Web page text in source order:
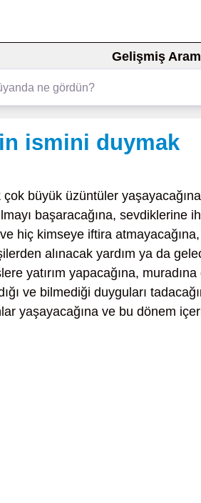
Gelişmiş
ismini duymak
çok büyük üzüntüler
başaracağına, sevdiklerine
hiç kimseye iftira
alınacak yardım ya da
yatırım yapacağına,
ve bilmediği duyguları
yaşayacağına ve bu dönem